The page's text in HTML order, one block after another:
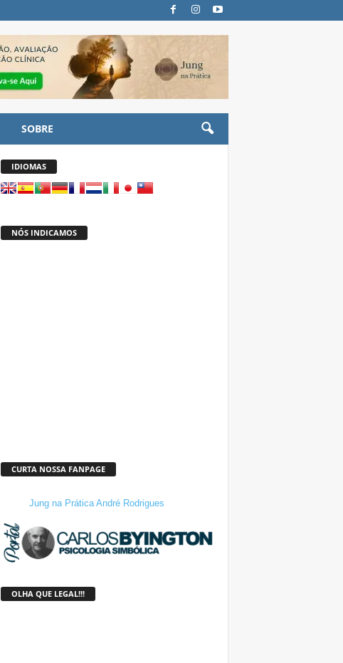
SOBRE
IDIOMAS
NÓS INDICAMOS
CURTA NOSSA FANPAGE
Jung na Prática André Rodrigues
OLHA QUE LEGAL!!!